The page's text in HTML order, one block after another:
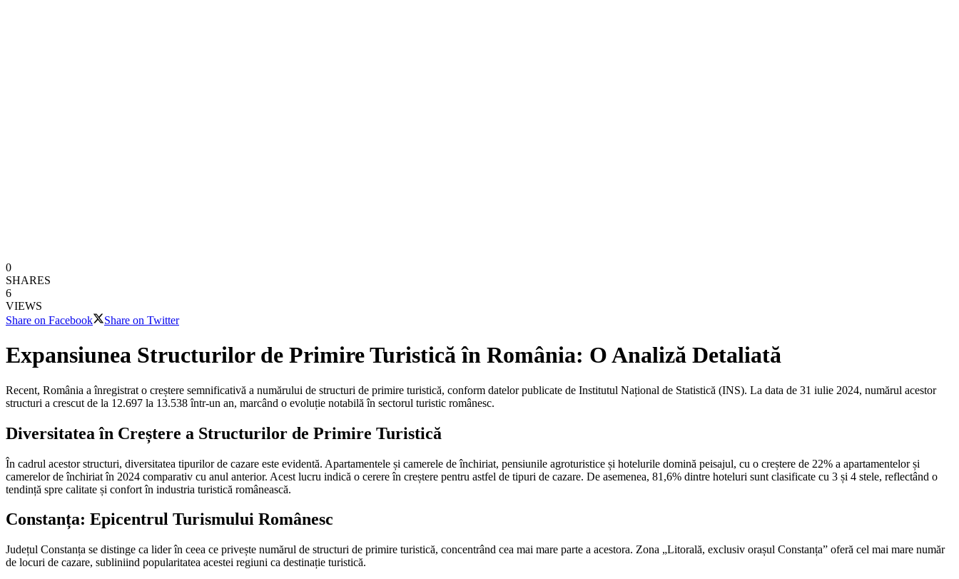
0
SHARES
6
VIEWS
Share on Facebook
Share on Twitter
Expansiunea Structurilor de Primire Turistică în România: O Analiză Detaliată
Recent, România a înregistrat o creștere semnificativă a numărului de structuri de primire turistică, conform datelor publicate de Institutul Național de Statistică (INS). La data de 31 iulie 2024, numărul acestor
structuri a crescut de la 12.697 la 13.538 într-un an, marcând o evoluție notabilă în sectorul turistic românesc.
Diversitatea în Creștere a Structurilor de Primire Turistică
În cadrul acestor structuri, diversitatea tipurilor de cazare este evidentă. Apartamentele și camerele de închiriat, pensiunile agroturistice și hotelurile domină peisajul, cu o creștere de 22% a apartamentelor și
camerelor de închiriat în 2024 comparativ cu anul anterior. Acest lucru indică o cerere în creștere pentru astfel de tipuri de cazare. De asemenea, 81,6% dintre hoteluri sunt clasificate cu 3 și 4 stele, reflectând o
tendință spre calitate și confort în industria turistică românească.
Constanța: Epicentrul Turismului Românesc
Județul Constanța se distinge ca lider în ceea ce privește numărul de structuri de primire turistică, concentrând cea mai mare parte a acestora. Zona „Litorală, exclusiv orașul Constanța” oferă cel mai mare număr
de locuri de cazare, subliniind popularitatea acestei regiuni ca destinație turistică.